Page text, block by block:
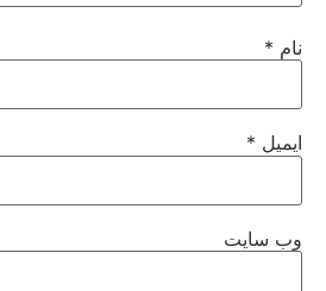
نام *
ایمیل *
وب‌ سایت